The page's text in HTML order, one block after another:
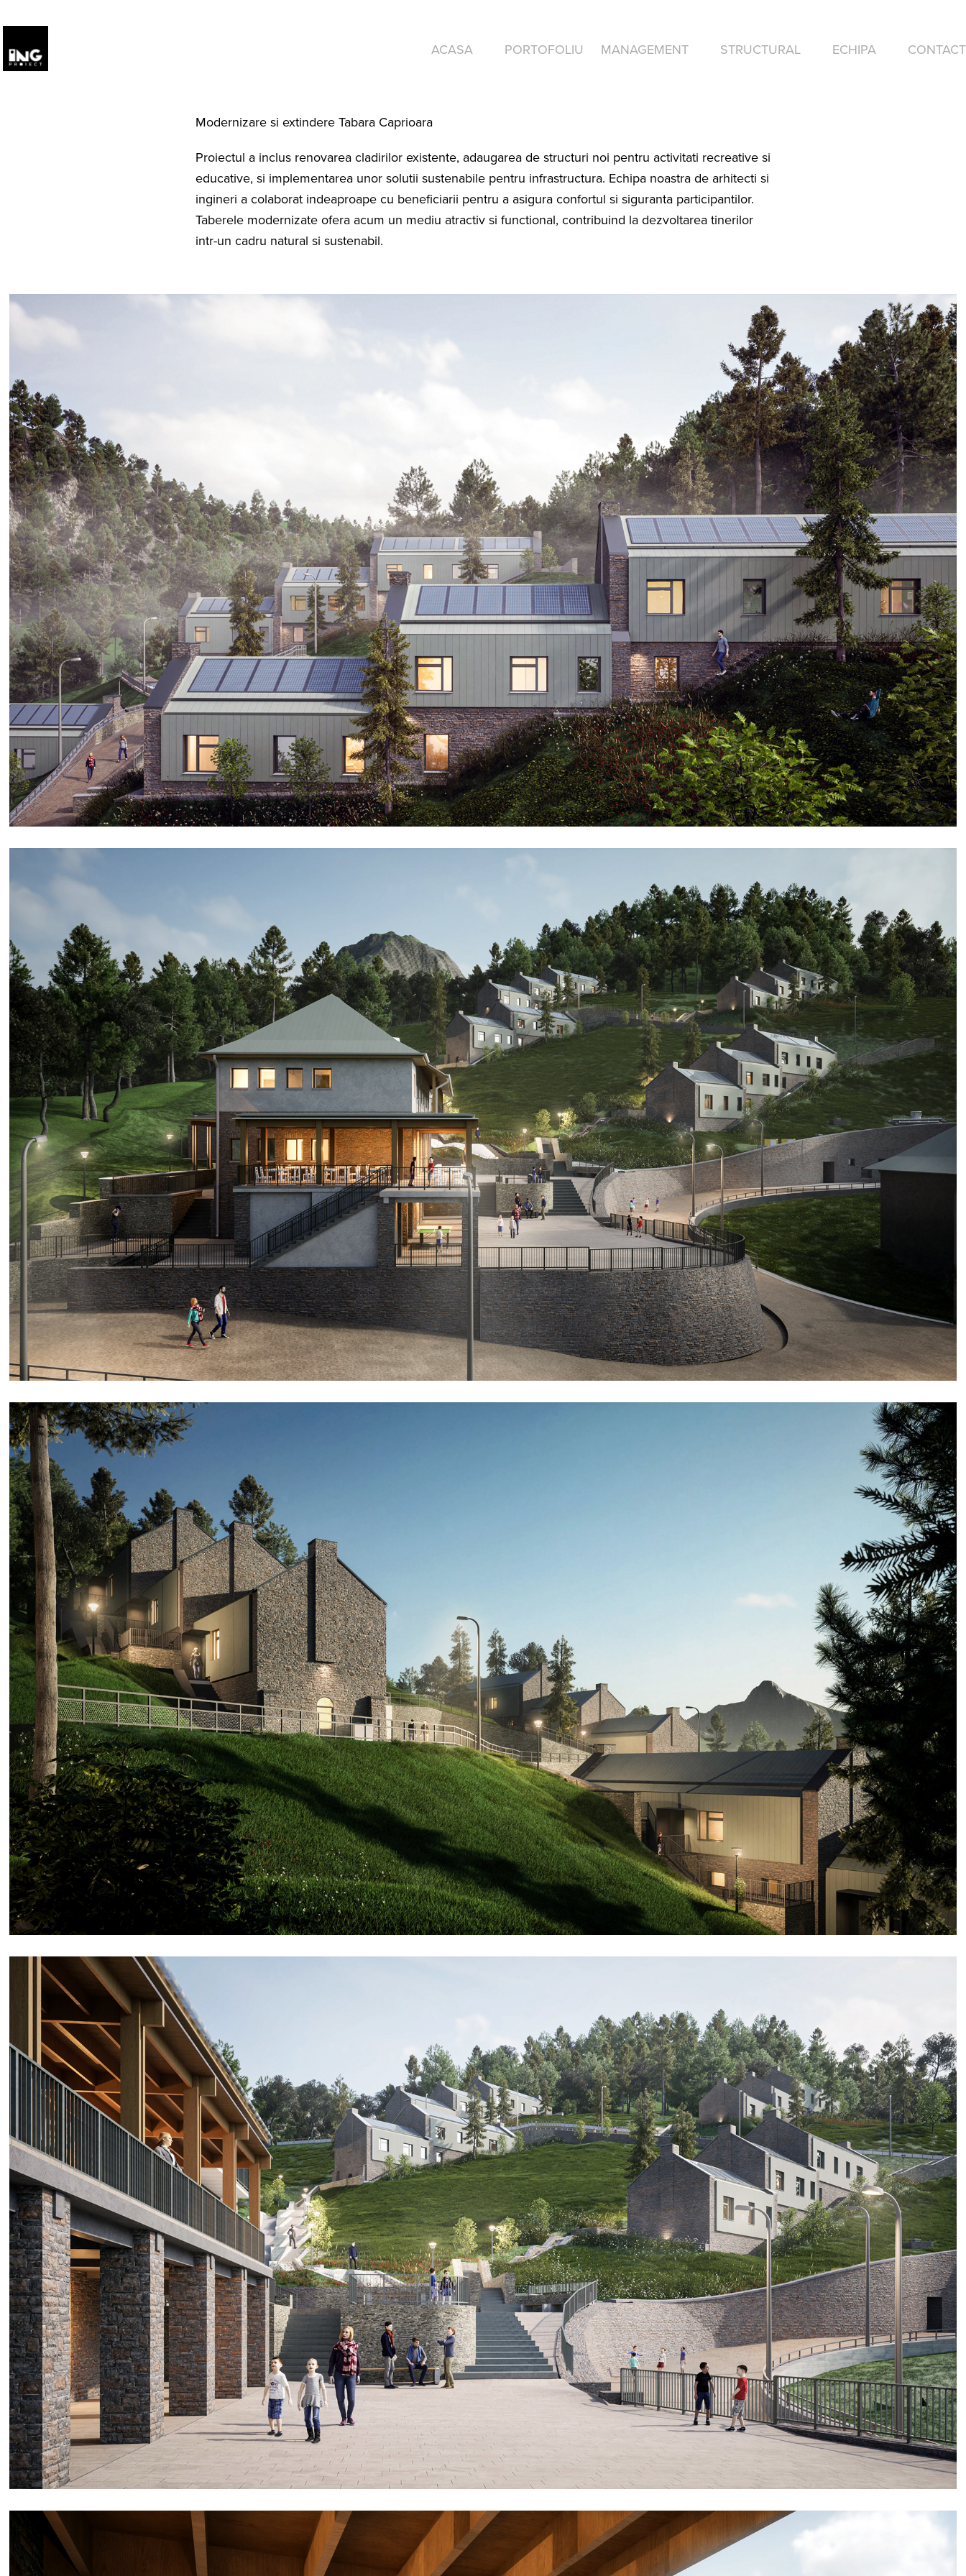
ACASA PORTOFOLIU MANAGEMENT STRUCTURAL ECHIPA CONTACT
Modernizare si extindere Tabara Caprioara
Proiectul a inclus renovarea cladirilor existente, adaugarea de structuri noi pentru activitati recreative si
educative, si implementarea unor solutii sustenabile pentru infrastructura. Echipa noastra de arhitecti si
ingineri a colaborat indeaproape cu beneficiarii pentru a asigura confortul si siguranta participantilor.
Taberele modernizate ofera acum un mediu atractiv si functional, contribuind la dezvoltarea tinerilor
intr-un cadru natural si sustenabil.